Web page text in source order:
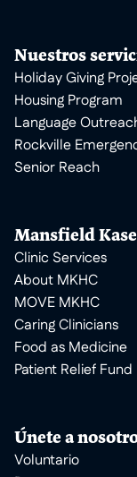
Nuestros
Holiday Giving
Housing Program
Language
Rockville
Senior Reach
Mansfield
Clinic Services
About MKHC
MOVE MKHC
Caring Clinicians
Food as Medicine
Patient Relief Fund
Únete a
Voluntario